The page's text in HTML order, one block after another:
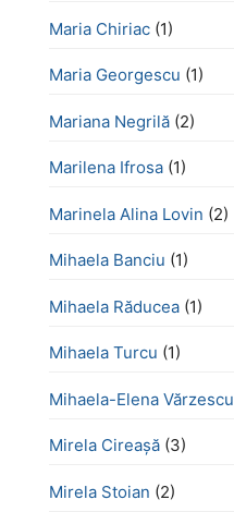
Maria Chiriac (1)
Maria Georgescu (1)
Mariana Negrilă (2)
Marilena Ifrosa (1)
Marinela Alina Lovin (2)
Mihaela Banciu (1)
Mihaela Răducea (1)
Mihaela Turcu (1)
Mihaela-Elena Vărzescu
Mirela Cireașă (3)
Mirela Stoian (2)